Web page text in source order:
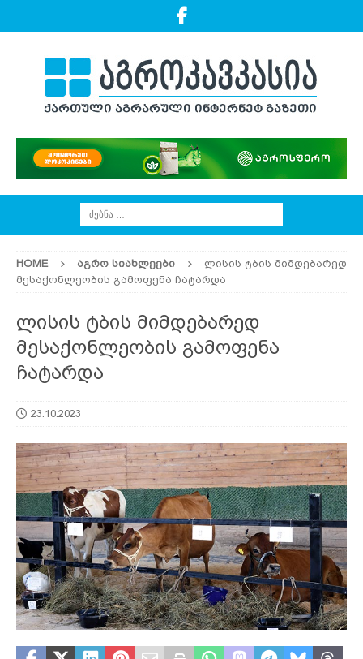
HOME ᲐᲒᲠᲝ ᲡᲘᲐᲮᲚᲔᲔᲑᲘ
ლისის ტბის მიმდებარედ
მესაქონლეობის გამოფენა ჩატარდა
ლისის ტბის მიმდებარედ
მესაქონლეობის გამოფენა
ჩატარდა
23.10.2023